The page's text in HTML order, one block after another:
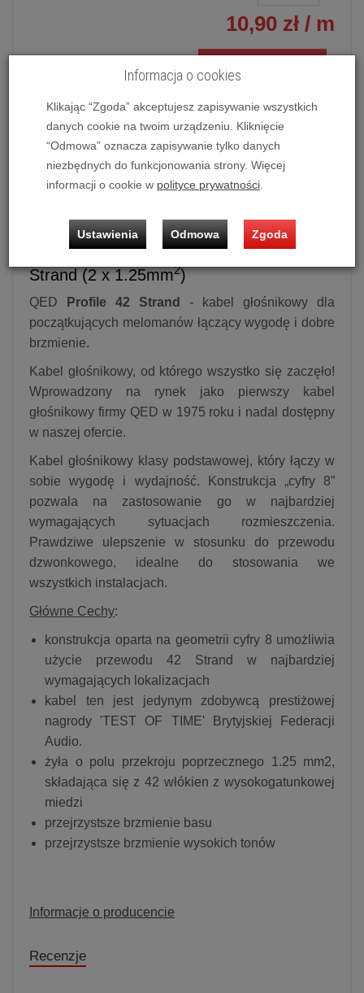
10,90 zł / m
Przewód głośnikowy QED Profile 42 Strand (C-42/100W)
Biały
Cena dotyczy 1 mb kabla bez konfekcji.
Strand (2 x 1.25mm2)
QED Profile 42 Strand
- kabel głośnikowy dla
początkujących melomanów łączący wygodę i dobre
brzmienie.
Kabel głośnikowy, od którego wszystko się zaczęło!
Wprowadzony na rynek jako pierwszy kabel
głośnikowy firmy QED w 1975 roku i nadal dostępny
w naszej ofercie.
Kabel głośnikowy klasy podstawowej, który łączy w
sobie wygodę i wydajność. Konstrukcja „cyfry 8”
pozwala na zastosowanie go w najbardziej
wymagających sytuacjach rozmieszczenia.
Prawdziwe ulepszenie w stosunku do przewodu
dzwonkowego, idealne do stosowania we
wszystkich instalacjach.
Główne Cechy:
konstrukcja oparta na geometrii cyfry 8 umożliwia
użycie przewodu 42 Strand w najbardziej
wymagających lokalizacjach
kabel ten jest jedynym zdobywcą prestiżowej
nagrody 'TEST OF TIME' Brytyjskiej Federacji
Audio.
żyła o polu przekroju poprzecznego 1.25 mm2,
składająca się z 42 włókien z wysokogatunkowej
miedzi
przejrzystsze brzmienie basu
przejrzystsze brzmienie wysokich tonów
Informacje o producencie
Recenzje
Informacja o cookies
Klikając “Zgoda” akceptujesz zapisywanie wszystkich
danych cookie na twoim urządzeniu. Kliknięcie
“Odmowa” oznacza zapisywanie tylko danych
niezbędnych do funkcjonowania strony. Więcej
informacji o cookie w polityce prywatności.
Ustawienia Odmowa Zgoda